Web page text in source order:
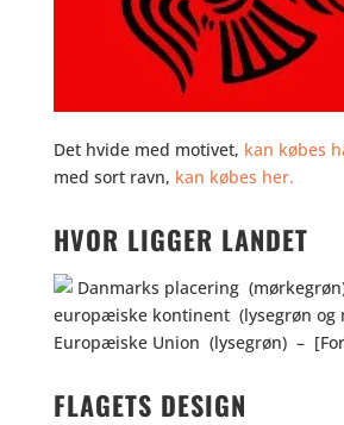
Det hvide med motivet, kan købes
med sort ravn, kan købes her.
HVOR LIGGER LANDET
FLAGETS DESIGN